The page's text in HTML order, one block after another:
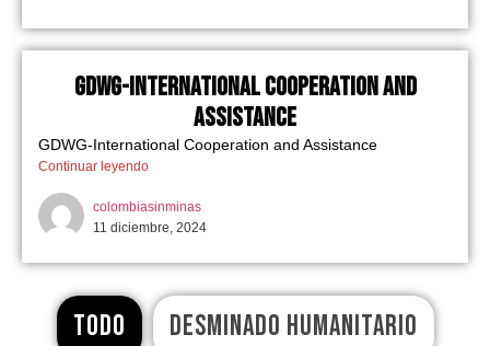
GDWG-International Cooperation and
Assistance
GDWG-International Cooperation and Assistance
Continuar leyendo
colombiasinminas
11 diciembre, 2024
TODO DESMINADO HUMANITARIO